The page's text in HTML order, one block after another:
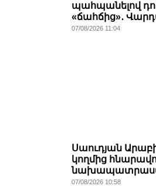
պահպանելով
«ճահճից»․
07/08/2026 11:04
Սաուդյան
կողմից
07/08/2026 10:58